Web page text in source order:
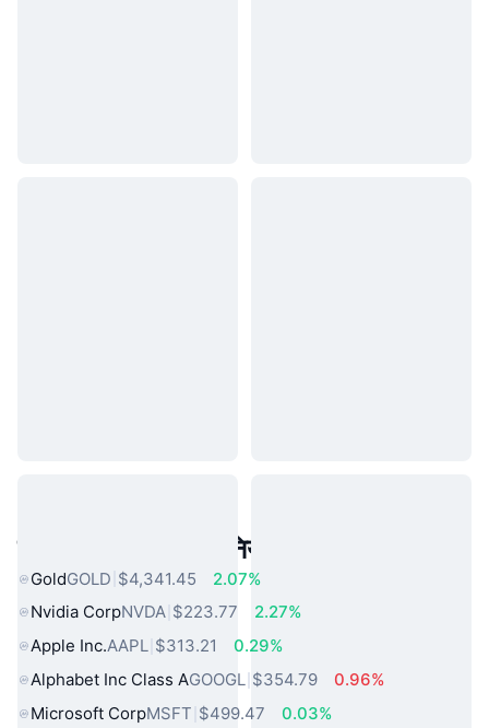
लोकप्रिय वास्तविक दुनिया की संपत्तियां
GoldGOLD $4,341.45
2.07%
Nvidia CorpNVDA $223.77
2.27%
Apple Inc.AAPL $313.21
0.29%
Alphabet Inc Class AGOOGL $354.79
0.96%
Microsoft CorpMSFT $499.47
0.03%